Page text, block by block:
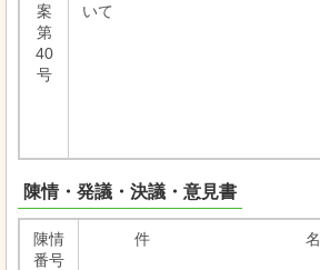
案
第
40
号
いて
陳情・発議・決議・意見書
陳情
番号
件 名